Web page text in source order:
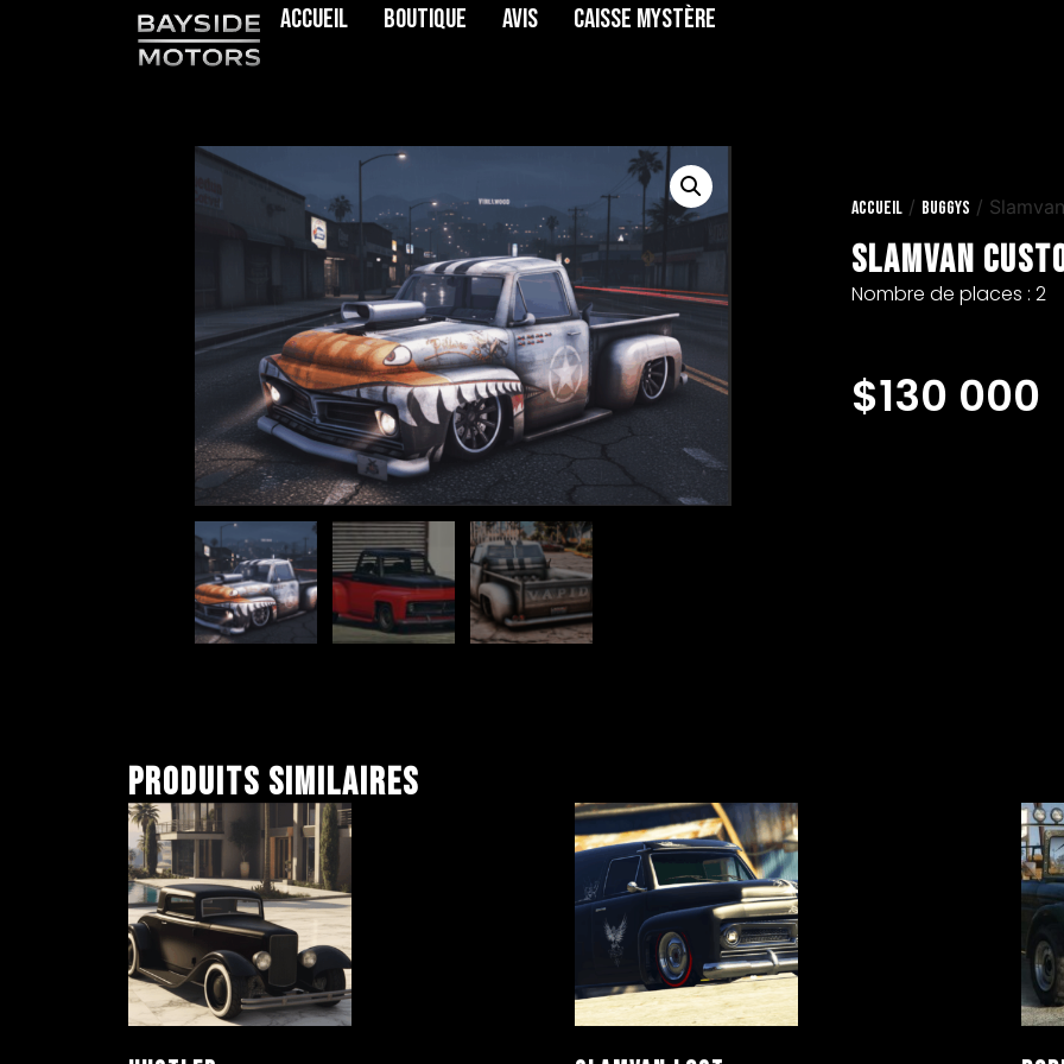
Accueil Boutique Avis Caisse Mystère
Accueil / Buggys /
Slamvan
Nombre de places : 2
$130 000
Produits similaires